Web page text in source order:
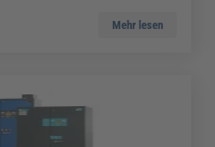
Mehr lesen